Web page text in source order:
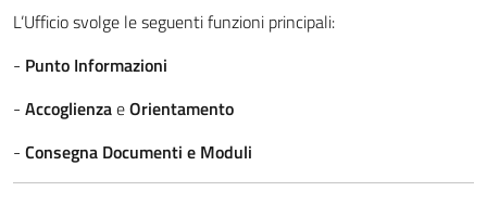
L’Ufficio svolge le seguenti funzioni principali:
- Punto Informazioni
- AccoglienzaeOrientamento
- Consegna Documenti e Moduli